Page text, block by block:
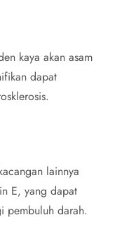
kaya akan asam
dapat
lainnya
E, yang dapat
pembuluh darah.